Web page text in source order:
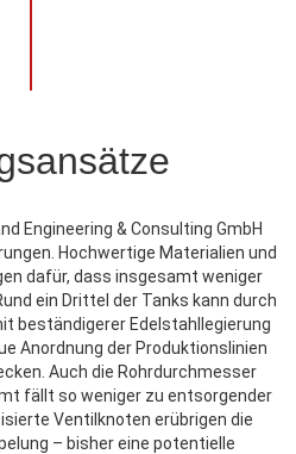
Engineering & Consulting GmbH
Hochwertige Materialien und
dafür, dass insgesamt weniger
ein Drittel der Tanks kann durch
beständigerer Edelstahllegierung
Anordnung der Produktionslinien
Auch die Rohrdurchmesser
fällt so weniger zu entsorgender
Ventilknoten erübrigen die
– bisher eine potentielle